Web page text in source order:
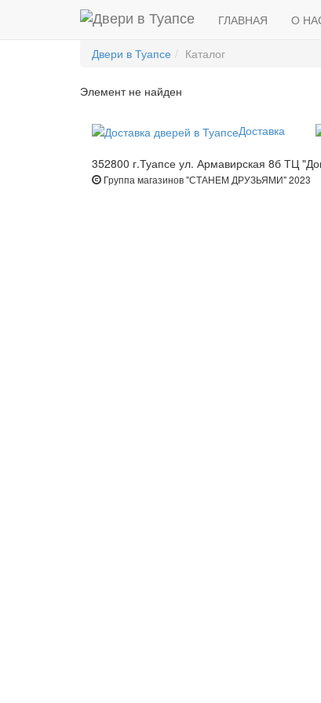
ГЛАВНАЯ О
Двери в Туапсе Каталог
Элемент не найден
Доставка
352800 г.Туапсе ул. Армавирская 8б ТЦ
Группа магазинов "СТАНЕМ ДРУЗЬЯМИ" 2023